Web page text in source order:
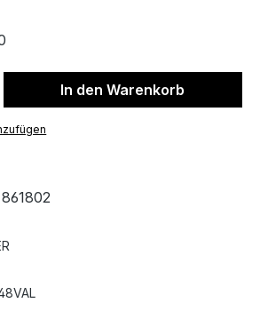
Gib den
In den Warenkorb
861802